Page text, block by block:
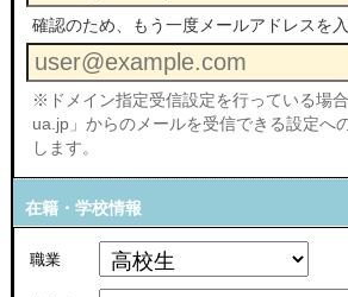
確認のため、もう一度メールアドレスを
※ドメイン指定受信設定を行っている場
ua.jp」からのメールを受信できる設定へ
します。
在籍・学校情報
職業